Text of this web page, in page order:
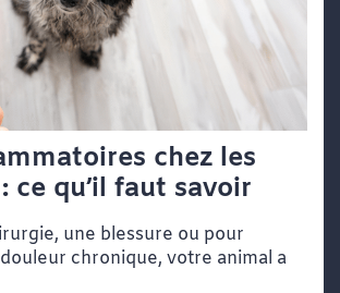
chez les
ce qu’il faut savoir
une blessure ou pour
chronique, votre animal a